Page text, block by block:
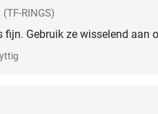
(TF-RINGS)
fijn. Gebruik ze wisselend aan